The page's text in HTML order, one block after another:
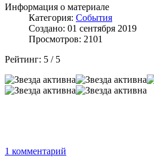
Информация о материале
Категория: События
Создано: 01 сентября 2019
Просмотров: 2101
Рейтинг: 5 / 5
1 комментарий